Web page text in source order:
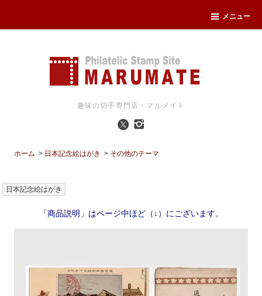
メニュー
趣味の切手専門店・マルメイト
ホーム > 日本記念絵はがき > その他のテーマ
日本記念絵はがき
「商品説明」はページ中ほど（↓）にございます。